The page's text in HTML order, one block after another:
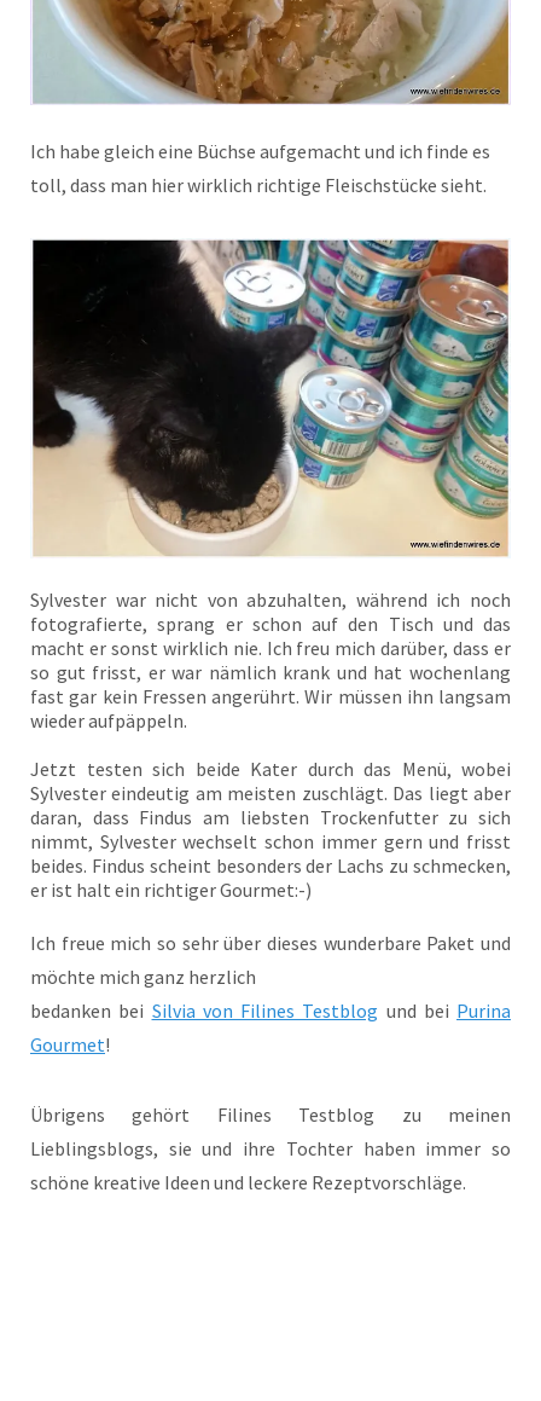
Ich habe gleich eine Büchse aufgemacht und ich finde es
toll, dass man hier wirklich richtige Fleischstücke sieht.
Sylvester war nicht von abzuhalten, während ich noch
fotografierte, sprang er schon auf den Tisch und das
macht er sonst wirklich nie. Ich freu mich darüber, dass er
so gut frisst, er war nämlich krank und hat wochenlang
fast gar kein Fressen angerührt. Wir müssen ihn langsam
wieder aufpäppeln.
Jetzt testen sich beide Kater durch das Menü, wobei
Sylvester eindeutig am meisten zuschlägt. Das liegt aber
daran, dass Findus am liebsten Trockenfutter zu sich
nimmt, Sylvester wechselt schon immer gern und frisst
beides. Findus scheint besonders der Lachs zu schmecken,
er ist halt ein richtiger Gourmet:-)
Ich freue mich so sehr über dieses wunderbare Paket und
möchte mich ganz herzlich
bedanken bei Silvia von Filines Testblog und bei Purina
Gourmet!
Übrigens gehört Filines Testblog zu meinen
Lieblingsblogs, sie und ihre Tochter haben immer so
schöne kreative Ideen und leckere Rezeptvorschläge.